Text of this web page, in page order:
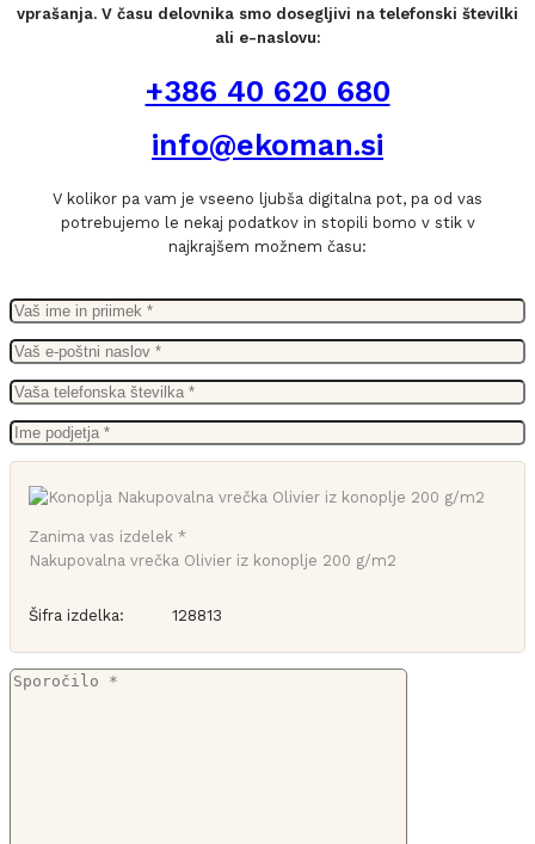
vprašanja. V času delovnika smo dosegljivi na telefonski številki
ali e-naslovu:
+386 40 620 680
info@ekoman.si
V kolikor pa vam je vseeno ljubša digitalna pot, pa od vas
potrebujemo le nekaj podatkov in stopili bomo v stik v
najkrajšem možnem času:
Zanima vas izdelek *
Nakupovalna vrečka Olivier iz konoplje 200 g/m2
Šifra izdelka: 128813